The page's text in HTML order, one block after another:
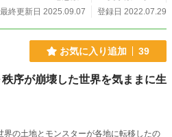
最終更新日 2025.09.07
登録日 2022.07.29
お気に入り追加 39
序が崩壊した世界を気ままに生
の土地とモンスターが各地に転移したの